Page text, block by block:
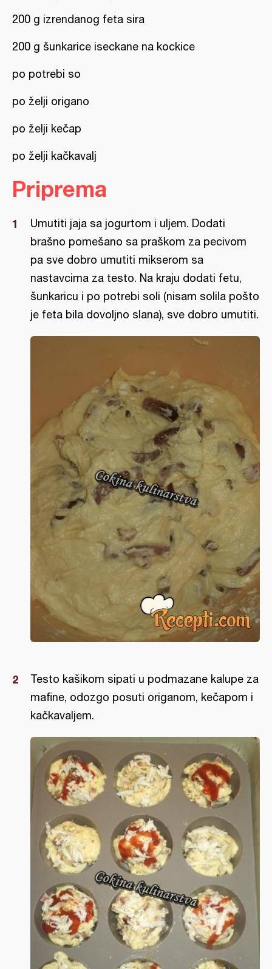
200 g izrendanog feta sira
200 g šunkarice iseckane na kockice
po potrebi so
po želji origano
po želji kečap
po želji kačkavalj
Priprema
Umutiti jaja sa jogurtom i uljem. Dodati
brašno pomešano sa praškom za pecivom
pa sve dobro umutiti mikserom sa
nastavcima za testo. Na kraju dodati fetu,
šunkaricu i po potrebi soli (nisam solila pošto
je feta bila dovoljno slana), sve dobro umutiti.
Testo kašikom sipati u podmazane kalupe za
mafine, odozgo posuti origanom, kečapom i
kačkavaljem.